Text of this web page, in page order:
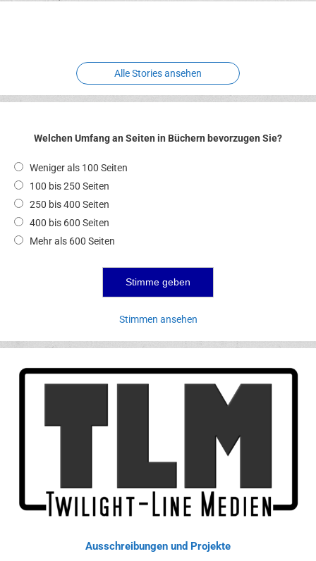
Erlebnispark
Verbotene
Alle Stories ansehen
Welchen Umfang an Seiten in Büchern bevorzugen Sie?
Weniger als 100 Seiten
100 bis 250 Seiten
250 bis 400 Seiten
400 bis 600 Seiten
Mehr als 600 Seiten
Stimmen ansehen
Ausschreibungen und Projekte